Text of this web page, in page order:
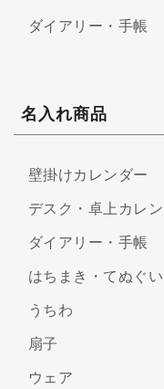
ダイアリー・手帳
名入れ商品
壁掛けカレンダー
デスク・卓上カレ
ダイアリー・手帳
はちまき・てぬぐい
うちわ
扇子
ウェア